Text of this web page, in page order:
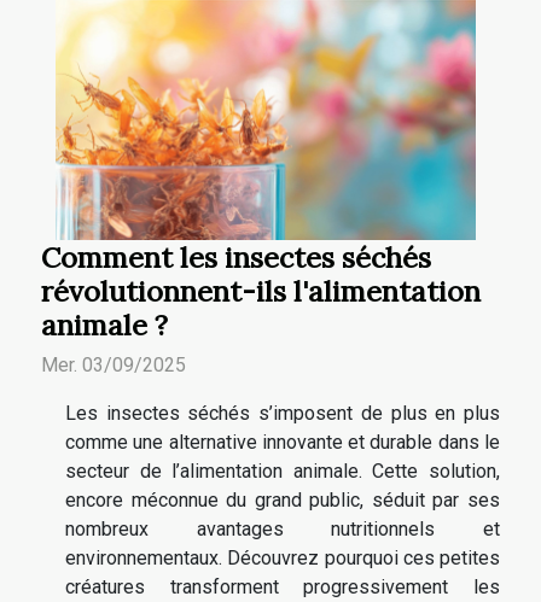
Comment les insectes séchés
révolutionnent-ils l'alimentation
animale ?
Mer. 03/09/2025
Les insectes séchés s’imposent de plus en plus
comme une alternative innovante et durable dans le
secteur de l’alimentation animale. Cette solution,
encore méconnue du grand public, séduit par ses
nombreux avantages nutritionnels et
environnementaux. Découvrez pourquoi ces petites
créatures transforment progressivement les